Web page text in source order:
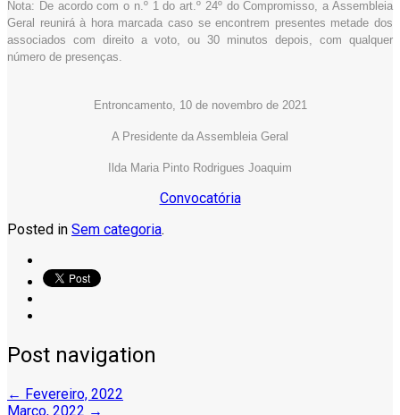
Nota: De acordo com o n.º 1 do art.º 24º do Compromisso, a Assembleia
Geral reunirá à hora marcada caso se encontrem presentes metade dos
associados com direito a voto, ou 30 minutos depois, com qualquer
número de presenças.
Entroncamento, 10 de novembro de 2021
A Presidente da Assembleia Geral
Ilda Maria Pinto Rodrigues Joaquim
Convocatória
Posted in Sem categoria.
Post navigation
← Fevereiro, 2022
Março, 2022 →